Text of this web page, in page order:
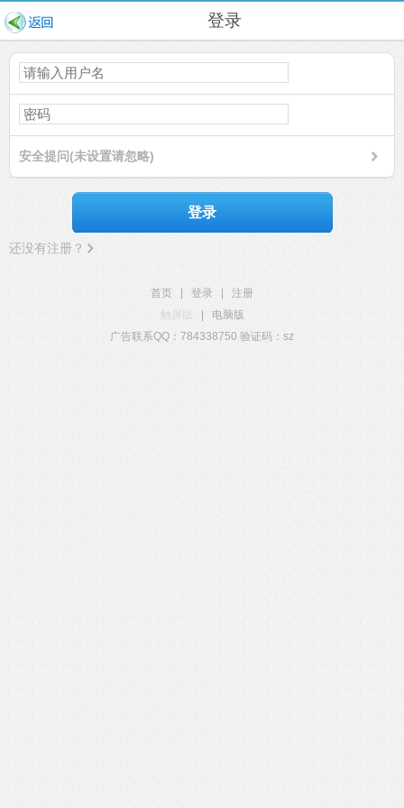
登录
安全提问(未设置请忽略)
登录
还没有注册？
首页 登录
注册
触屏版
电脑版
广告联系QQ：784338750 验证码：sz